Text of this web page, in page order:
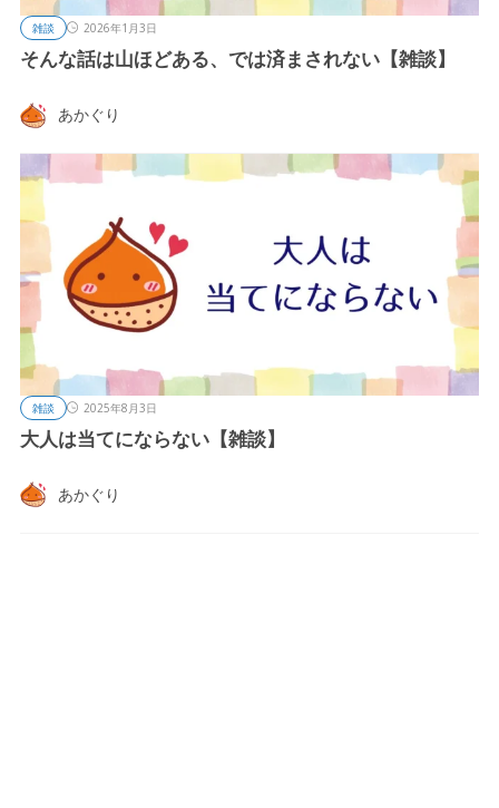
雑談 2026年1月3日
そんな話は山ほどある、では済まされない【雑談】
あかぐり
雑談 2025年8月3日
大人は当てにならない【雑談】
あかぐり